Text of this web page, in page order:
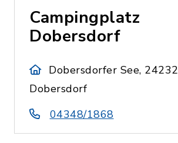
Campingplatz
Dobersdorf
Dobersdorfer See, 24232
Dobersdorf
04348/1868